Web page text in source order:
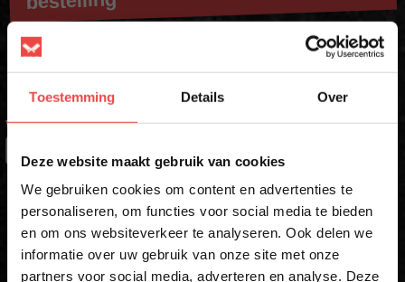
Toestemming Details Over
Deze website maakt gebruik van cookies
We gebruiken cookies om content en advertenties te
personaliseren, om functies voor social media te bieden
en om ons websiteverkeer te analyseren. Ook delen we
informatie over uw gebruik van onze site met onze
partners voor social media, adverteren en analyse. Deze
10% korting op je
eerste bestelling*
Schrijf je in voor onze nieuwsbrief en ontvang direct jouw
VOORNAAM*
ACHTERNAAM
E-MAIL*